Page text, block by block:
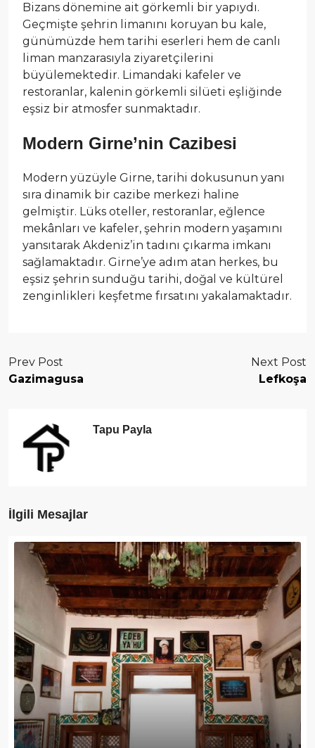
Bizans dönemine ait görkemli bir yapıydı.
Geçmişte şehrin limanını koruyan bu kale,
günümüzde hem tarihi eserleri hem de canlı
liman manzarasıyla ziyaretçilerini
büyülemektedir. Limandaki kafeler ve
restoranlar, kalenin görkemli silüeti eşliğinde
eşsiz bir atmosfer sunmaktadır.
Modern Girne’nin Cazibesi
Modern yüzüyle Girne, tarihi dokusunun yanı
sıra dinamik bir cazibe merkezi haline
gelmiştir. Lüks oteller, restoranlar, eğlence
mekânları ve kafeler, şehrin modern yaşamını
yansıtarak Akdeniz’in tadını çıkarma imkanı
sağlamaktadır. Girne’ye adım atan herkes, bu
eşsiz şehrin sunduğu tarihi, doğal ve kültürel
zenginlikleri keşfetme fırsatını yakalamaktadır.
Prev Post
Gazimagusa
Next Post
Lefkoşa
Tapu Payla
İlgili Mesajlar